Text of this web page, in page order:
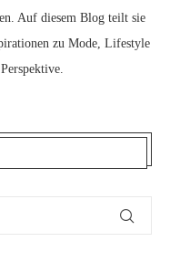
Auf diesem Blog teilt sie
zu Mode, Lifestyle